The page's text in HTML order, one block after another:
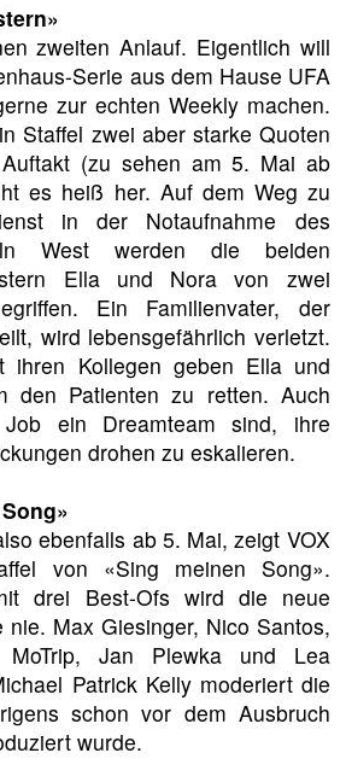
zweiten Anlauf. Eigentlich will
Serie aus dem Hause UFA
zur echten Weekly machen.
Staffel zwei aber starke Quoten
(zu sehen am 5. Mai ab
es heiß her. Auf dem Weg zu
in der Notaufnahme des
West werden die beiden
Ella und Nora von zwei
Ein Familienvater, der
wird lebensgefährlich verletzt.
ihren Kollegen geben Ella und
den Patienten zu retten. Auch
ein Dreamteam sind, ihre
drohen zu eskalieren.
ebenfalls ab 5. Mai, zeigt VOX
von «Sing meinen Song».
drei Best-Ofs wird die neue
nie. Max Giesinger, Nico Santos,
MoTrip, Jan Plewka und Lea
Patrick Kelly moderiert die
schon vor dem Ausbruch
wurde.